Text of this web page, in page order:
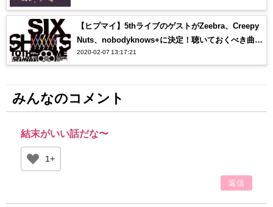
【ヒプマイ】5thライブのゲストがZeebra、Creepy
Nuts、nobodyknows+に決定！聴いておくべき曲
は？？
2020-02-07 13:17:21
みんなのコメント
結末がいい話だな〜
1+
返信